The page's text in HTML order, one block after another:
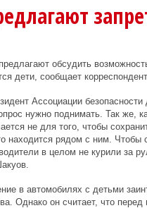
обсудить
дети, сообщает корреспондент
Ассоциации
нужно поднимать. Так же,
не для того, чтобы
находится рядом с ним. Чтобы
в целом не курили за
в автомобилях с детьми
Однако он считает, что перед